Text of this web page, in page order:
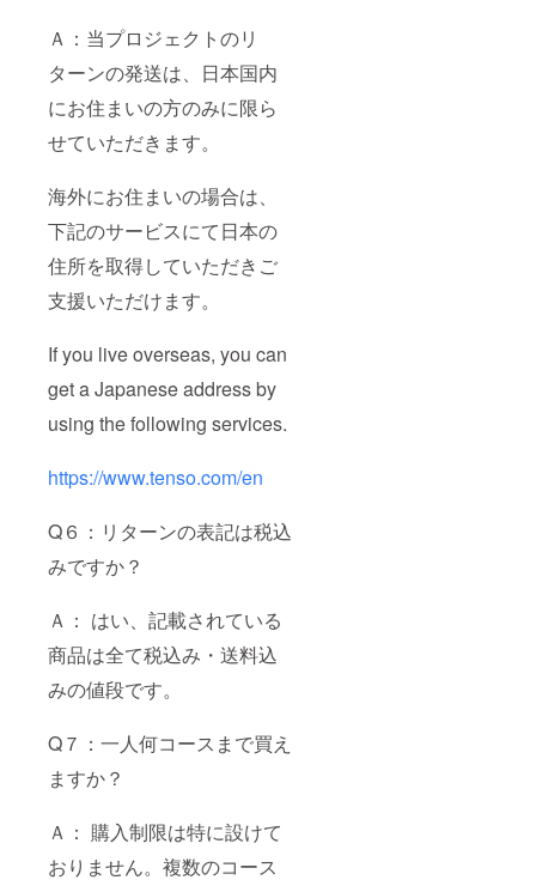
Ａ：当プロジェクトのリ
ターンの発送は、日本国内
にお住まいの方のみに限ら
せていただきます。
海外にお住まいの場合は、
下記のサービスにて日本の
住所を取得していただきご
支援いただけます。
If you live overseas, you can
get a Japanese address by
using the following services.
https://www.tenso.com/en
Q６：リターンの表記は税込
みですか？
Ａ： はい、記載されている
商品は全て税込み・送料込
みの値段です。
Q７：一人何コースまで買え
ますか？
Ａ： 購入制限は特に設けて
おりません。複数のコース